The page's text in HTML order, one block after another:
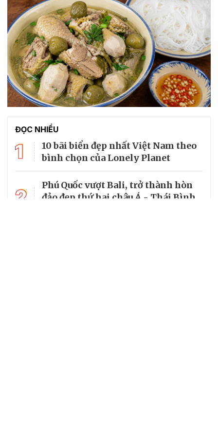
ĐỌC NHIỀU
1
10 bãi biển đẹp nhất Việt Nam theo
bình chọn của Lonely Planet
2
Phú Quốc vượt Bali, trở thành hòn
đảo đẹp thứ hai châu Á - Thái Bình